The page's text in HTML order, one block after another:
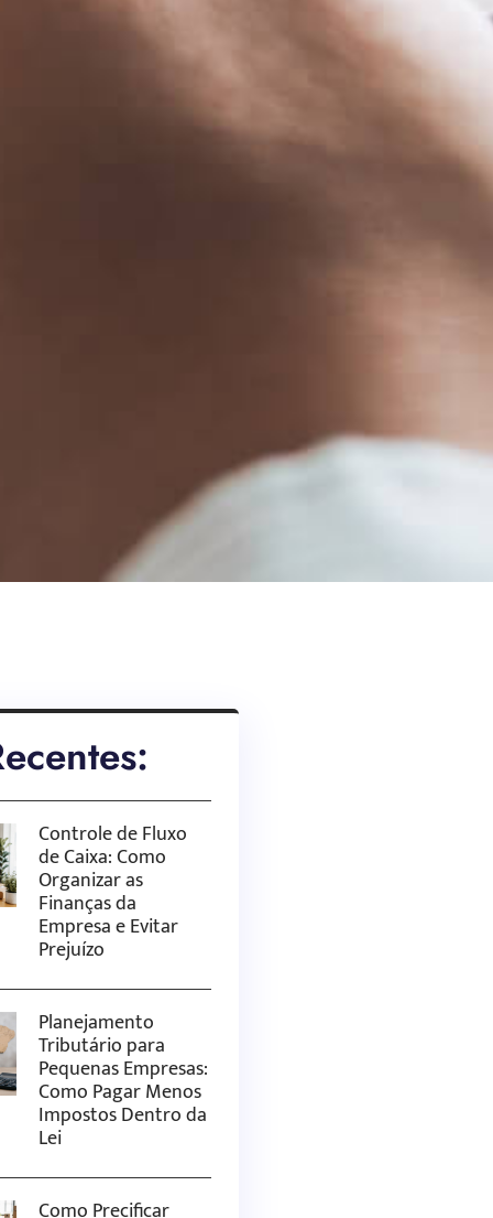
Controle de Fluxo
de Caixa: Como
Organizar as
Finanças da
Empresa e Evitar
Prejuízo
Planejamento
Tributário para
Pequenas Empresas:
Como Pagar Menos
Impostos Dentro da
Lei
Como Precificar